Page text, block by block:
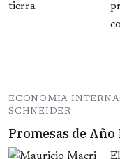
ECONOMIA
SCHNEIDER
Promesas de